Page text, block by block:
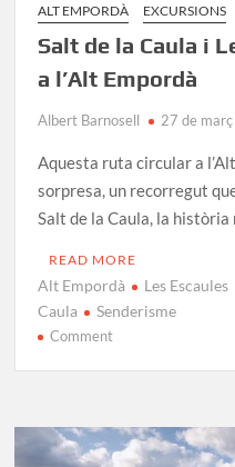
ALT EMPORDÀ EXCURSIONS
Salt de la Caula i
a l’Alt Empordà
Albert Barnosell 27 de
Aquesta ruta circular a
sorpresa, un recorregut
Salt de la Caula, la
READ MORE
Alt Empordà Les Escaules
Caula
Senderisme
Commenton
Caula
i